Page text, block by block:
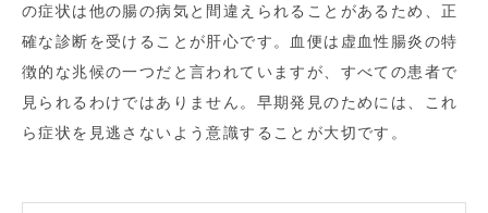
の症状は他の腸の病気と間違えられることがあるため、正
確な診断を受けることが肝心です。血便は虚血性腸炎の特
徴的な兆候の一つだと言われていますが、すべての患者で
見られるわけではありません。早期発見のためには、これ
ら症状を見逃さないよう意識することが大切です。